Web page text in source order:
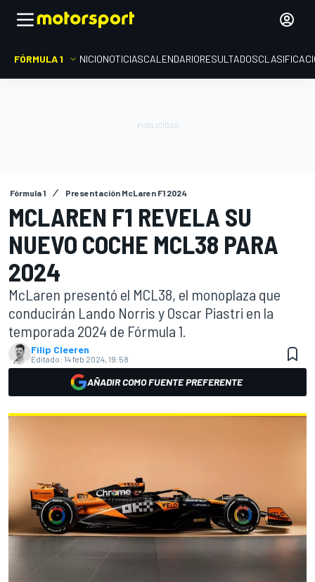
FÓRMULA 1 INICIONOTICIASCALENDARIORESULTADOS
Fórmula 1 Presentación McLaren F1 2024
MCLAREN F1 REVELA SU
NUEVO COCHE MCL38 PARA
2024
McLaren presentó el MCL38, el monoplaza que
conducirán Lando Norris y Oscar Piastri en la
temporada 2024 de Fórmula 1.
Filip Cleeren
Editado: 14 feb 2024, 19:58
AÑADIR COMO FUENTE PREFERENTE